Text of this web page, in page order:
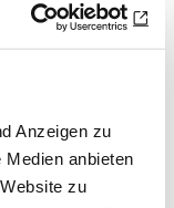
Anzeigen zu
anbieten
zu